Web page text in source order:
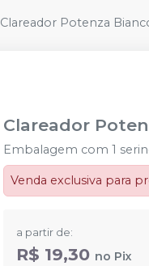
Clareador Potenza
Clareador
Embalagem com 1
Venda exclusiva para
a partir de:
R$ 19,30 no Pix